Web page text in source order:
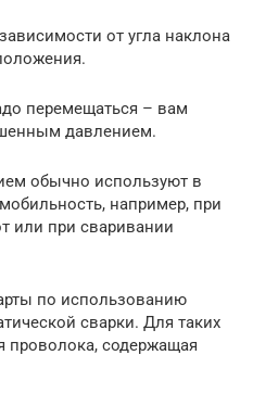
от угла наклона
перемещаться – вам
давлением.
обычно используют в
например, при
или при сваривании
по использованию
сварки. Для таких
проволока, содержащая